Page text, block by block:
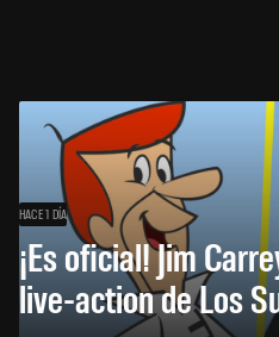
HACE 1 DÍA
¡Es oficial! Jim
live-action de Los